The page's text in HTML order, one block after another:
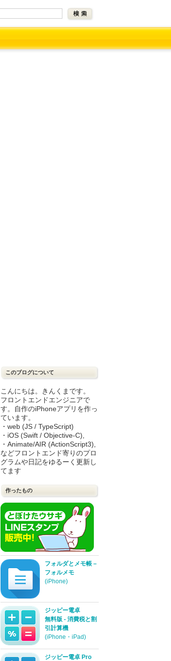
このブログについて
こんにちは。きんくまです。
フロントエンドエンジニアで
す。自作のiPhoneアプリを作っ
ています。
・web (JS / TypeScript)
・iOS (Swift / Objective-C),
・Animate/AIR (ActionScript3),
などフロントエンド寄りのプロ
グラムや日記をゆるーく更新し
てます
作ったもの
フォルダとメモ帳 –
フォルメモ
(iPhone)
ジッピー電卓
無料版 - 消費税と割
引計算機
(iPhone・iPad)
ジッピー電卓 Pro